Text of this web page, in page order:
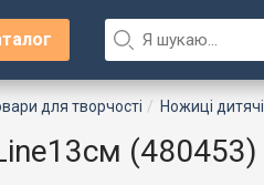
для творчості Ножиці дитячі
(480453)